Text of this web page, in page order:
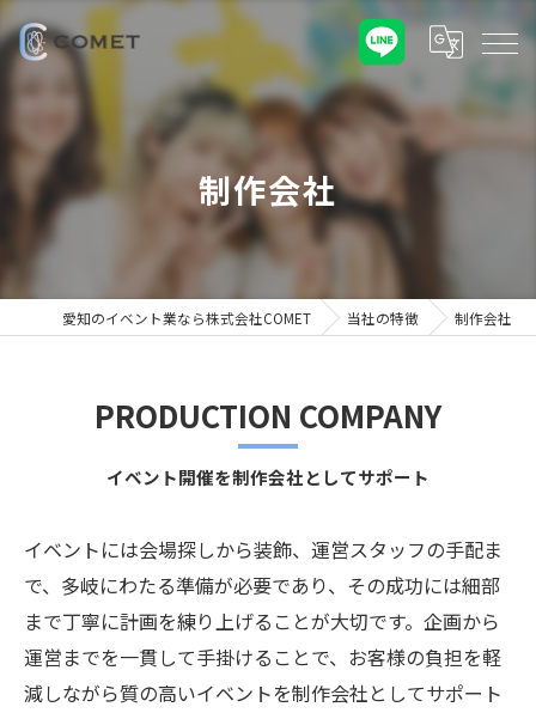
制作会社
愛知のイベント業なら株式会社COMET 当社の特徴 制作会社
イベント開催を制作会社としてサポート
PRODUCTION COMPANY
イベントには会場探しから装飾、運営スタッフの手配ま
で、多岐にわたる準備が必要であり、その成功には細部
まで丁寧に計画を練り上げることが大切です。企画から
運営までを一貫して手掛けることで、お客様の負担を軽
減しながら質の高いイベントを制作会社としてサポート